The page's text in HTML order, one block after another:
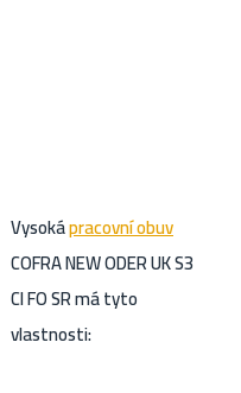
Vysokápracovní obuv
COFRA NEW ODER UK S3
CI FO SR má tyto
vlastnosti: